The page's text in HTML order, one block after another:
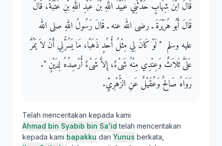
قَالَ ابْنُ شِهَابٍ حَدَّثَنِي عُبَيْدُ اللَّهِ بْنُ عَبْدِ اللَّهِ بْنِ عُتْبَةَ، قَالَ
قَالَ أَبُو هُرَيْرَةَ ـ رضى الله عنه ـ قَالَ رَسُولُ اللَّهِ صلى الله
عليه وسلم ‏ "‏ لَوْ كَانَ لِي مِثْلُ أُحُدٍ ذَهَبًا، مَا يَسُرُّنِي أَنْ لاَ يَمُرَّ
عَلَىَّ ثَلاَثٌ وَعِنْدِي مِنْهُ شَىْءٌ، إِلاَّ شَىْءٌ أُرْصِدُهُ لِدَيْنٍ ‏"‏‏.‏
رَوَاهُ صَالِحٌ وَعُقَيْلٌ عَنِ الزُّهْرِيِّ‏.‏
Telah menceritakan kepada kami
Ahmad bin Syabib bin Sa'id telah menceritakan
kepada kami bapakku dari Yunus berkata,